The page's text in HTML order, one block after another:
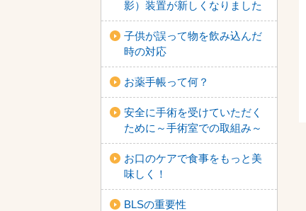
影）装置が新しくなりました
子供が誤って物を飲み込んだ
時の対応
お薬手帳って何？
安全に手術を受けていただく
ために～手術室での取組み～
お口のケアで食事をもっと美
味しく！
BLSの重要性